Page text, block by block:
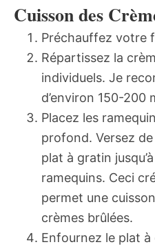
Cuisson des
Préchauffez votre
Répartissez la
individuels. Je
d’environ 150-200
Placez les
profond. Versez de
plat à gratin
ramequins. Ceci
permet une
crèmes brûlées.
Enfournez le plat